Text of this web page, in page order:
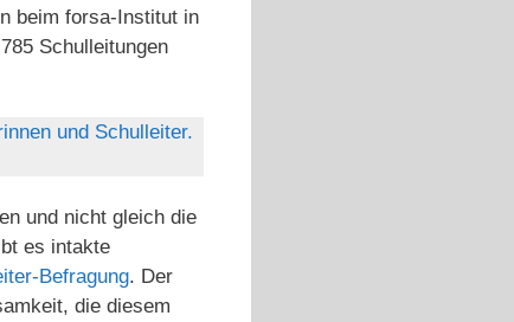
beim forsa-Institut in
Schulleitungen
und Schulleiter.
und nicht gleich die
es intakte
Befragung. Der
die diesem